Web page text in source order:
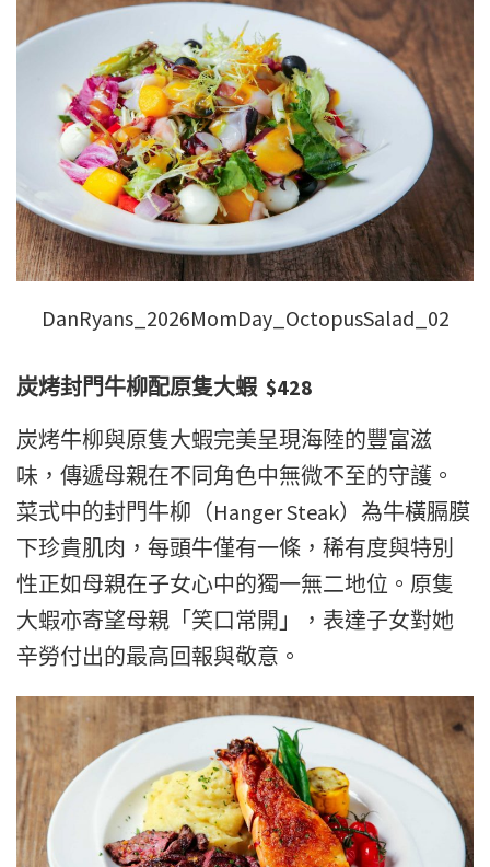
DanRyans_2026MomDay_OctopusSalad_02
炭烤封門牛柳配原隻大蝦 $428
炭烤牛柳與原隻大蝦完美呈現海陸的豐富滋
味，傳遞母親在不同角色中無微不至的守護。
菜式中的封門牛柳（Hanger Steak）為牛橫膈膜
下珍貴肌肉，每頭牛僅有一條，稀有度與特別
性正如母親在子女心中的獨一無二地位。原隻
大蝦亦寄望母親「笑口常開」，表達子女對她
辛勞付出的最高回報與敬意。